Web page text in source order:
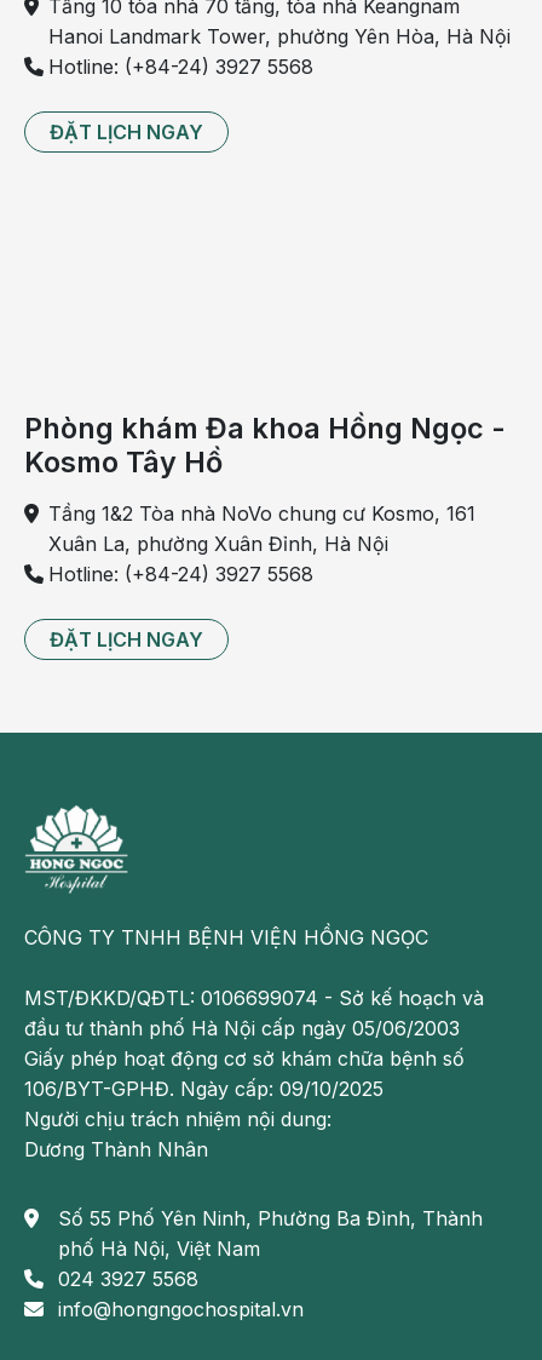
bác sĩ thăm khám trực tiếp, chẩn đoán và tư vấn
phác đồ điều trị hợp lý.
Ngọc để biết thêm thông tin bổ ích khác:
https://www.facebook.com/BenhvienHongNgoc
Tầng 10 tòa nhà 70 tầng, tòa nhà Keangnam
Hanoi Landmark Tower, phường Yên Hòa, Hà Nội
Hotline: (+84-24) 3927 5568
ĐẶT LỊCH NGAY
Phòng khám Đa khoa Hồng Ngọc -
Kosmo Tây Hồ
Tầng 1&2 Tòa nhà NoVo chung cư Kosmo, 161
Xuân La, phường Xuân Đỉnh, Hà Nội
Hotline: (+84-24) 3927 5568
ĐẶT LỊCH NGAY
CÔNG TY TNHH BỆNH VIỆN HỒNG NGỌC
MST/ĐKKD/QĐTL: 0106699074 - Sở kế hoạch và
đầu tư thành phố Hà Nội cấp ngày 05/06/2003
Giấy phép hoạt động cơ sở khám chữa bệnh số
106/BYT-GPHĐ. Ngày cấp: 09/10/2025
Người chịu trách nhiệm nội dung:
Dương Thành Nhân
Số 55 Phố Yên Ninh, Phường Ba Đình, Thành
phố Hà Nội, Việt Nam
024 3927 5568
info@hongngochospital.vn